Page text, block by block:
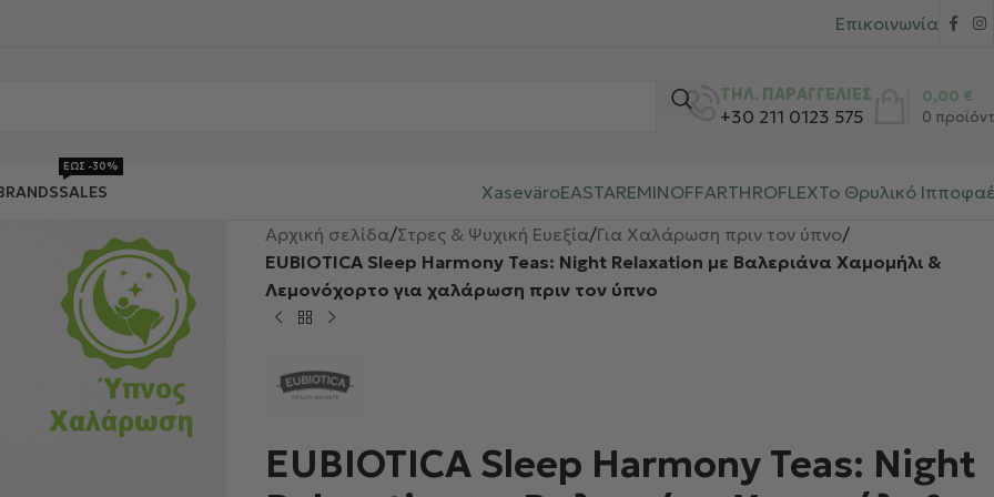
Επικοινωνία
ΤΗΛ. ΠΑΡΑΓΓΕΛΙΕΣ
+30 211 0123 575 0
0,00 €
SALES
ΕΩΣ -30%
XaseväroEASTAREMINOFFARTHROFLEXΤο Θρυλικό
Αρχική σελίδα/Στρες & Ψυχική Ευεξία/Για Χαλάρωση πριν τον ύπνο/
EUBIOTICA Sleep Harmony Teas: Night Relaxation με Βαλεριάνα Χαμομήλι &
Λεμονόχορτο για χαλάρωση πριν τον ύπνο
EUBIOTICA Sleep Harmony Teas: Night